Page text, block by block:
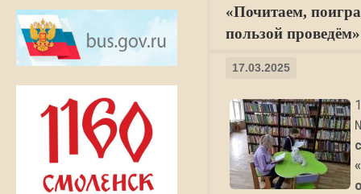
«Почитаем,
пользой
17.03.2025